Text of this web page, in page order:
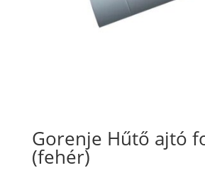
Gorenje Hűtő ajtó
(fehér)